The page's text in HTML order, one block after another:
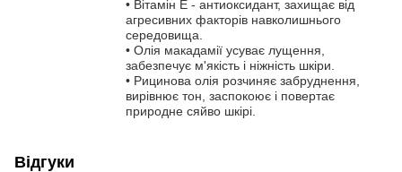
• Вітамін Е - антиоксидант, захищає від
агресивних факторів навколишнього
середовища.
• Олія макадамії усуває лущення,
забезпечує м'якість і ніжність шкіри.
• Рицинова олія розчиняє забруднення,
вирівнює тон, заспокоює і повертає
природне сяйво шкірі.
Відгуки